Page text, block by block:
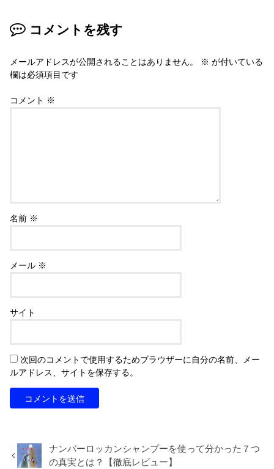
コメントを残す
メールアドレスが公開されることはありません。 ※ が付いている
欄は必須項目です
コメント ※
名前 ※
メール ※
サイト
次回のコメントで使用するためブラウザーに自分の名前、メー
ルアドレス、サイトを保存する。
ナンバーロッカンシャンプーを使って分かった７つ
の真実とは？【徹底レビュー】